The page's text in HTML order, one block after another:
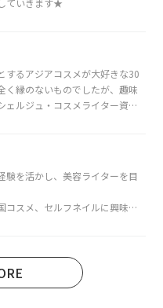
するアジアコスメが大好きな30
く縁のないものでしたが、趣味
ェルジュ・コスメライター資格
ージコンサルティングも行っ
験を活かし、美容ライターを目
コスメ、セルフネイルに興味が
。